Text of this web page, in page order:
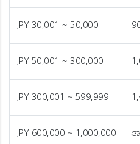
JPY 30,001 ~ 50,000
JPY 50,001 ~ 300,000
JPY 300,001 ~ 599,999
JPY 600,000 ~ 1,000,000